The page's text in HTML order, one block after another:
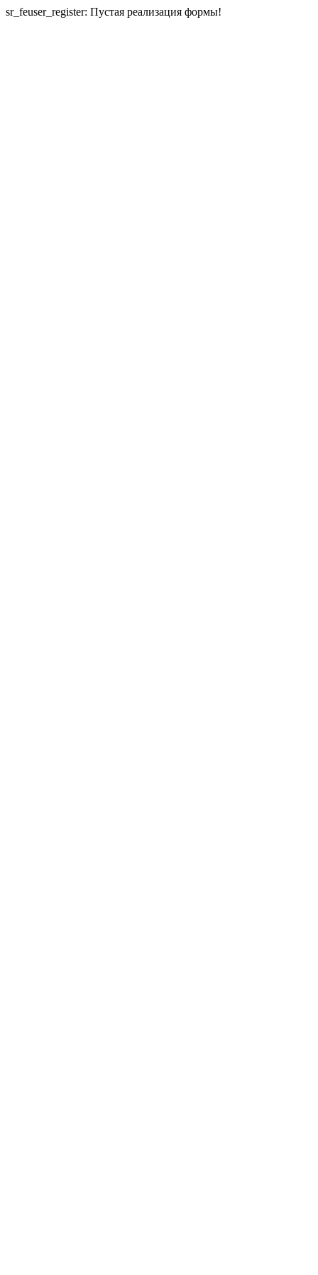
sr_feuser_register: Пустая реализация формы!